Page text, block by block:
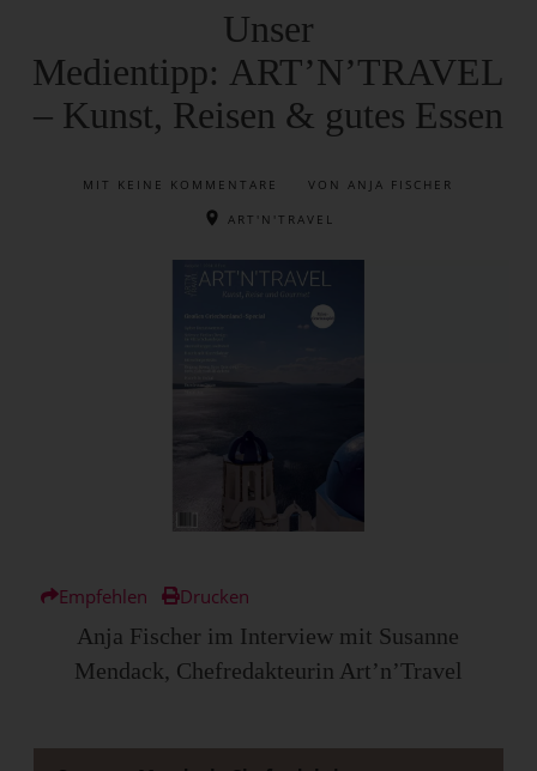
Unser
Medientipp: ART’N’TRAVEL
– Kunst, Reisen & gutes Essen
MIT KEINE KOMMENTARE VON ANJA FISCHER
ART'N'TRAVEL
Empfehlen Drucken
Anja Fischer im Interview mit Susanne
Mendack, Chefredakteurin Art’n’Travel